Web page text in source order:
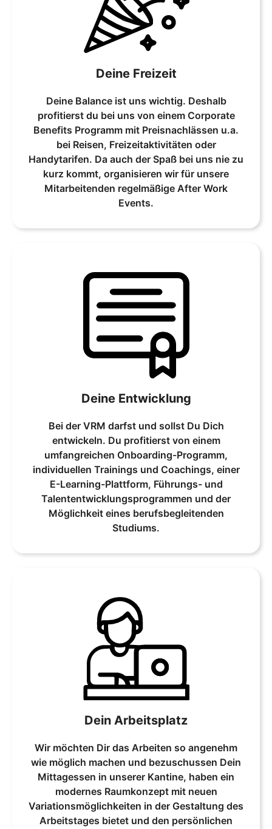
Deine Freizeit
Deine Balance ist uns wichtig. Deshalb
profitierst du bei uns von einem Corporate
Benefits Programm mit Preisnachlässen u.a.
bei Reisen, Freizeitaktivitäten oder
Handytarifen. Da auch der Spaß bei uns nie zu
kurz kommt, organisieren wir für unsere
Mitarbeitenden regelmäßige After Work
Events.
Deine Entwicklung
Bei der VRM darfst und sollst Du Dich
entwickeln. Du profitierst von einem
umfangreichen Onboarding-Programm,
individuellen Trainings und Coachings, einer
E-Learning-Plattform, Führungs- und
Talententwicklungsprogrammen und der
Möglichkeit eines berufsbegleitenden
Studiums.
Dein Arbeitsplatz
Wir möchten Dir das Arbeiten so angenehm
wie möglich machen und bezuschussen Dein
Mittagessen in unserer Kantine, haben ein
modernes Raumkonzept mit neuen
Variationsmöglichkeiten in der Gestaltung des
Arbeitstages bietet und den persönlichen